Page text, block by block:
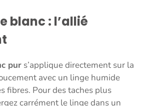
blanc : l’allié
pur s’applique directement sur la
avec un linge humide
fibres. Pour des taches plus
carrément le linge dans un